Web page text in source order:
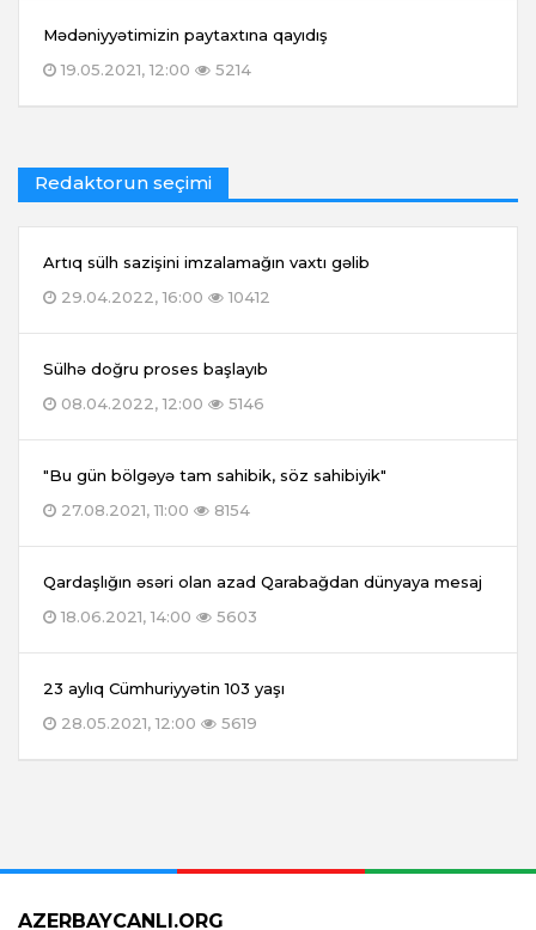
Mədəniyyətimizin paytaxtına qayıdış
19.05.2021, 12:00
5214
Redaktorun seçimi
Artıq sülh sazişini imzalamağın vaxtı gəlib
29.04.2022, 16:00
10412
Sülhə doğru proses başlayıb
08.04.2022, 12:00
5146
"Bu gün bölgəyə tam sahibik, söz sahibiyik"
27.08.2021, 11:00
8154
Qardaşlığın əsəri olan azad Qarabağdan dünyaya mesaj
18.06.2021, 14:00
5603
23 aylıq Cümhuriyyətin 103 yaşı
28.05.2021, 12:00
5619
AZERBAYCANLI.ORG